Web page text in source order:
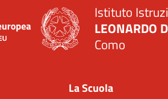
Istituto
LEONARDO
Como
La Scuola